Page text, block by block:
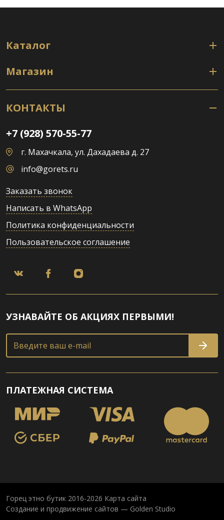
Каталог
Магазин
КОНТАКТЫ
+7 (928) 570-55-77
г. Махачкала, ул. Дахадаева д. 27
info@gorets.ru
Заказать звонок
Написать в WhatsApp
Политика конфиденциальности
Пользовательское соглашение
УЗНАВАЙТЕ ОБ АКЦИЯХ ПЕРВЫМИ!
Введите ваш e-mail
ПЛАТЕЖНАЯ СИСТЕМА
Горец этно бутик 2016-2026 Карта сайта
Создание и продвижение сайтов — Golden Studio